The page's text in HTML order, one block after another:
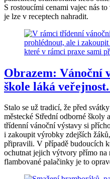
S rostoucími cenami vajec nás
je lze v receptech nahradit.
Obrazem: Vánoční
škole láká
Stalo se už tradicí, že před
městecké Střední odborné školy
třídenní vánoční výstavy si
i zakoupit výrobky zdejších
připravili. V případě budoucích
ochutnat jejich výtvory přímo na
flambované palačinky je to